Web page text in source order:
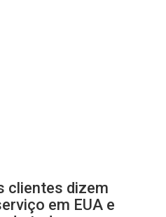
clientes dizem
em EUA e